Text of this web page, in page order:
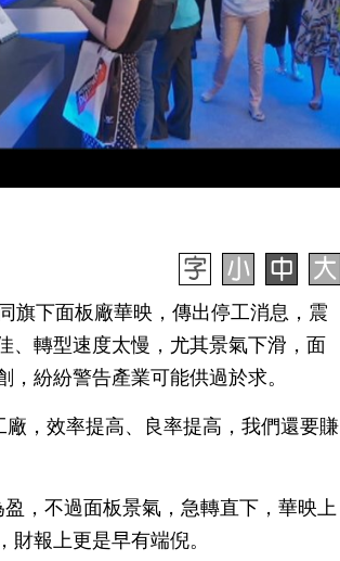
旗下面板廠華映，傳出停工消息，震
、轉型速度太慢，尤其景氣下滑，面
紛紛警告產業可能供過於求。
，效率提高、良率提高，我們還要賺
，不過面板景氣，急轉直下，華映上
報上更是早有端倪。